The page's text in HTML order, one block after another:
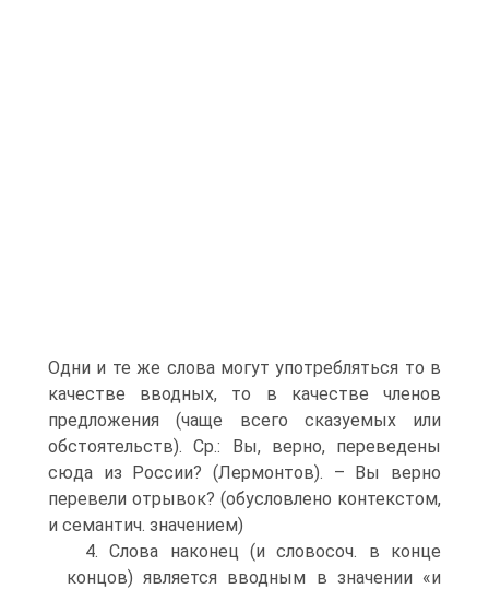
Одни и те же слова могут употребляться то в
качестве вводных, то в качестве членов
предложения (чаще всего сказуемых или
обстоятельств). Ср.: Вы, верно, переведены
сюда из России? (Лермонтов). – Вы верно
перевели отрывок? (обусловлено контекстом,
и семантич. значением)
4. Слова наконец (и словосоч. в конце
концов) является вводным в значении «и